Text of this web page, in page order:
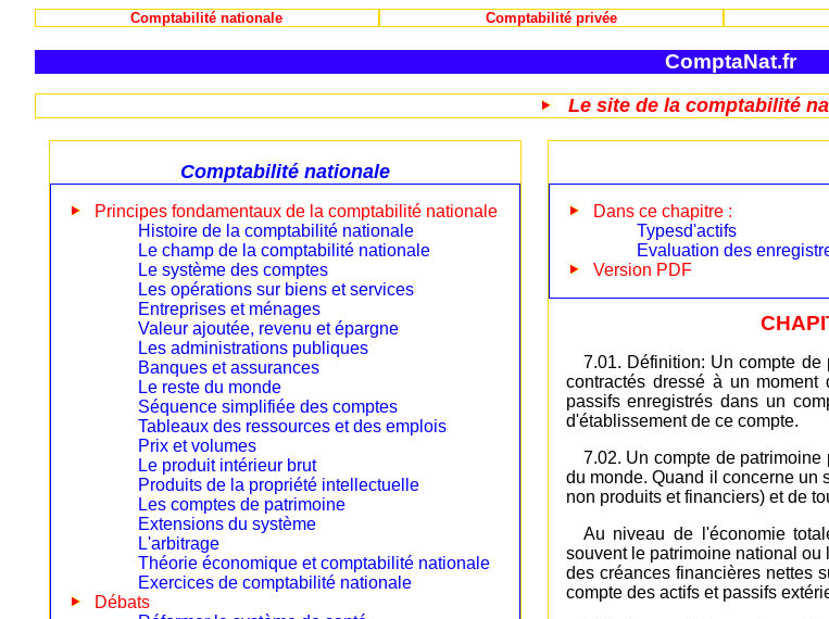
Comptabilité nationale Comptabilité privée
ComptaNat.fr
Le site de la comptabilité
Dans ce chapitre :
Typesd'actifs
Evaluation des
Version PDF
7.01. Définition: Un compte
contractés dressé à un
passifs enregistrés dans un
d'établissement de ce compte.
7.02. Un compte de
du monde. Quand il concerne un
non produits et financiers) et de
Au niveau de l'économie
souvent le patrimoine national
des créances financières nettes
compte des actifs et passifs
Comptabilité nationale
Principes fondamentaux de la comptabilité nationale
Histoire de la comptabilité nationale
Le champ de la comptabilité nationale
Le système des comptes
Les opérations sur biens et services
Entreprises et ménages
Valeur ajoutée, revenu et épargne
Les administrations publiques
Banques et assurances
Le reste du monde
Séquence simplifiée des comptes
Tableaux des ressources et des emplois
Prix et volumes
Le produit intérieur brut
Produits de la propriété intellectuelle
Les comptes de patrimoine
Extensions du système
L'arbitrage
Théorie économique et comptabilité nationale
Exercices de comptabilité nationale
Débats